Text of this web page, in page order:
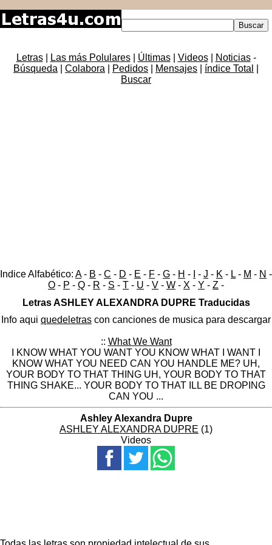
Letras| Las más Polulares| Últimas| Videos| Noticias-
Búsqueda
Colabora Pedidos Mensajes índice Total
Buscar
Indice Alfabético: A- B - C - D - E - F - G - H - - J - K - L - M - N -
O - P - Q - R - S - T - U - V - W - X - Y - Z -
Letras ASHLEY ALEXANDRA DUPRE Traducidas
Info aqui quedeletras con canciones de musica para descargar
:: What We Want
I KNOW WHAT YOU WANT YOU KNOW WHAT I WANT I
KNOW WHAT YOU NEED CAN YOU HANDLE ME? UH,
YOUR BODY TO THAT THING UH, YOUR BODY TO THAT
THING SHAKE... YOUR BODY TO THAT ILL BE DROPING
CAN YOU ...
Ashley Alexandra Dupre
ASHLEY ALEXANDRA DUPRE (1)
Videos